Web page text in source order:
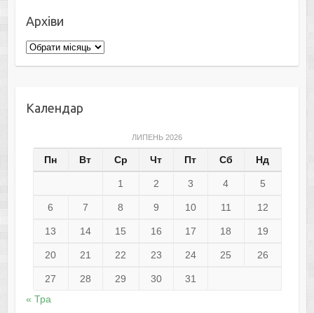
Архіви
Архіви
Календар
ЛИПЕНЬ 2026
Пн Вт Ср Чт Пт Сб Нд
1 2 3 4 5
6 7 8 9 10 11 12
13 14 15 16 17 18 19
20 21 22 23 24 25 26
27 28 29 30
31
« Тра